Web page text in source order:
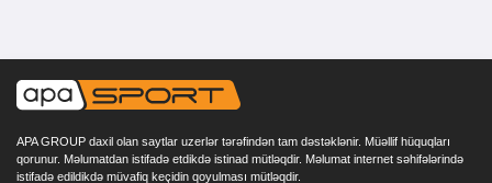
APA GROUP daxil olan saytlar uzerlər tərəfindən tam dəstəklənir. Müəllif hüquqları
qorunur. Məlumatdan istifadə etdikdə istinad mütləqdir. Məlumat internet səhifələrində
istifadə edildikdə müvafiq keçidin qoyulması mütləqdir.